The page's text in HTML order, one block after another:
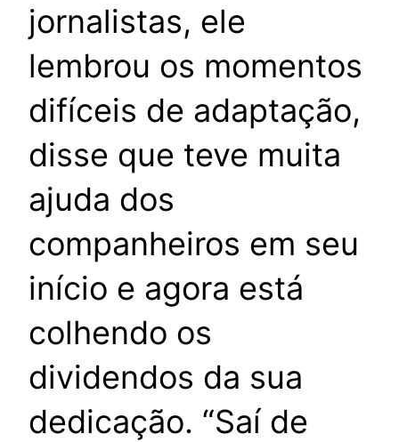
jornalistas, ele
lembrou os momentos
difíceis de adaptação,
disse que teve muita
ajuda dos
companheiros em seu
início e agora está
colhendo os
dividendos da sua
dedicação. “Saí de